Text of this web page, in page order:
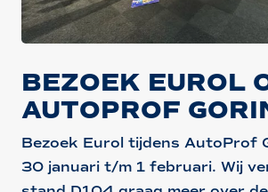
BEZOEK EUROL
AUTOPROF
Bezoek Eurol tijdens AutoProf
30 januari t/m 1 februari. Wij